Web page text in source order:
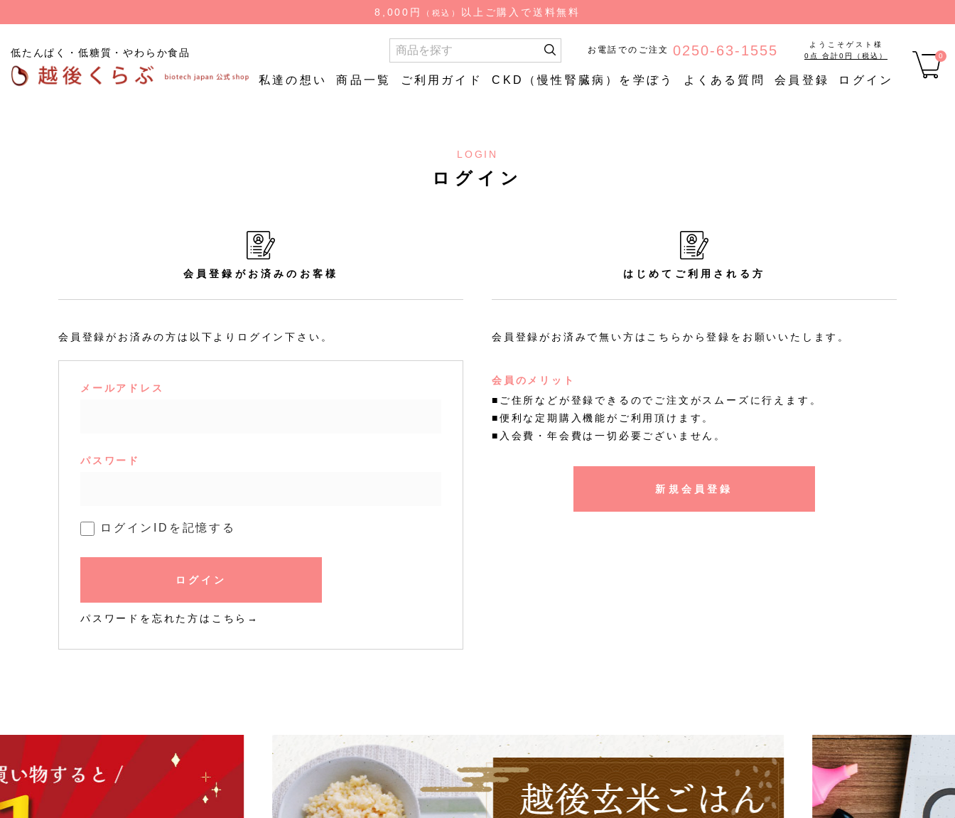
8,000円 （税込） 以上ご購入で送料無料
低たんぱく・低糖質・やわらか食品
検
お電話でのご注文0250-63-1555
ようこそゲスト様
0点 合計0円（税込）
私達の想い 商品一覧 ご利用ガイド CKD（慢性腎臓病）を学ぼう よくある質問 会員登録 ログイン
0
LOGIN
ログイン
会員登録がお済みのお客様
会員登録がお済みの方は以下よりログイン下さい。
メールアドレス
パスワード
ログインIDを記憶する
ログイン
パスワードを忘れた方はこちら→
はじめてご利用される方
会員登録がお済みで無い方はこちらから登録をお願いいたします。
会員のメリット
■ご住所などが登録できるのでご注文がスムーズに行えます。
■便利な定期購入機能がご利用頂けます。
■入会費・年会費は一切必要ございません。
新規会員登録